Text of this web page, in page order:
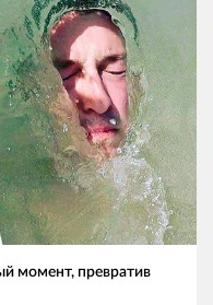
момент, превратив